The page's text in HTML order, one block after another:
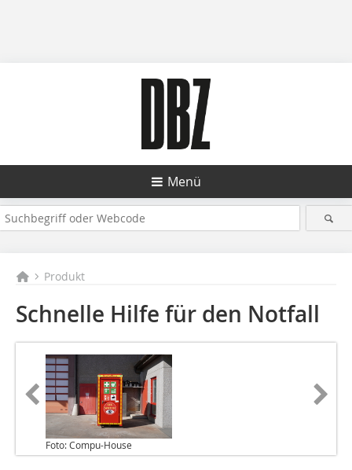
Menü
Produkt
Schnelle Hilfe für den Notfall
Foto: Compu-House